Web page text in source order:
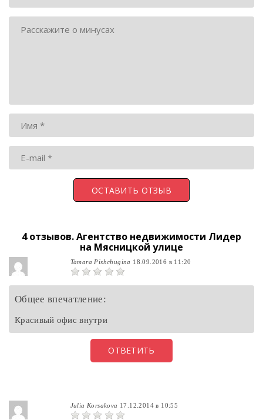
4 отзывов.Агентство недвижимости Лидер
на Мясницкой улице
Tamara Pishchugina 18.09.2016 в 11:20
Общее впечатление:
Красивый офис внутри
ОТВЕТИТЬ
Julia Korsakova 17.12.2014 в 10:55